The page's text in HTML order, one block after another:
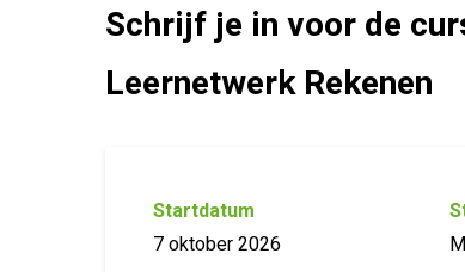
Schrijf je in voor de
Leernetwerk Rekenen
Startdatum
7 oktober 2026